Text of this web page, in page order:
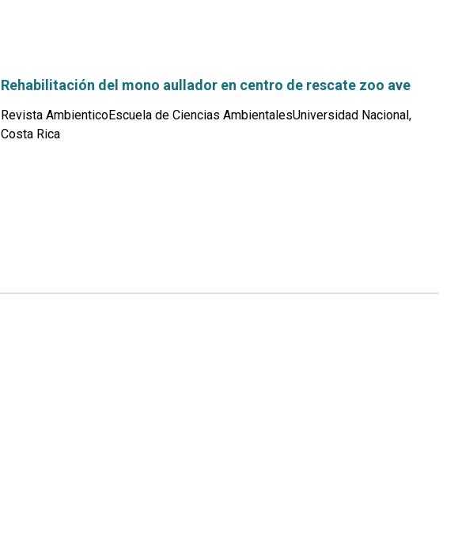
Rehabilitación del mono aullador en centro de rescate zoo ave
Revista AmbienticoEscuela de Ciencias AmbientalesUniversidad Nacional,
Costa Rica